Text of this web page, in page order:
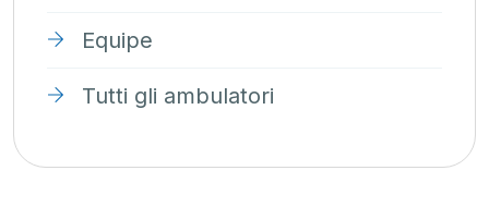
Equipe
Tutti gli ambulatori